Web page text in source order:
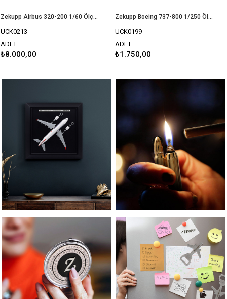
Zekupp Airbus 320-200 1/60 Ölçek Fenerbahçe Lisanslı 1907 Klasik Tasarım Keman Boy Maket Uçak
UCK0213
ADET
₺8.000,00
Zekupp Boeing 737-800 1/250 Ölçek Fenerbahçe Lisanslı Çubuklu Tasarım Maket Uçak
UCK0199
ADET
₺1.750,00